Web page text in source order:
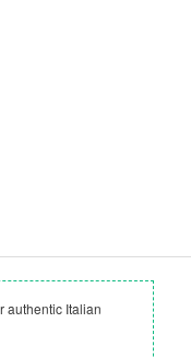
authentic Italian